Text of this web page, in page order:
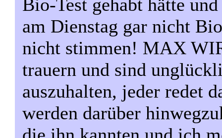
Bio-Test gehabt hätte
am Dienstag gar nicht
nicht stimmen! MAX
trauern und sind
auszuhalten, jeder redet
werden darüber